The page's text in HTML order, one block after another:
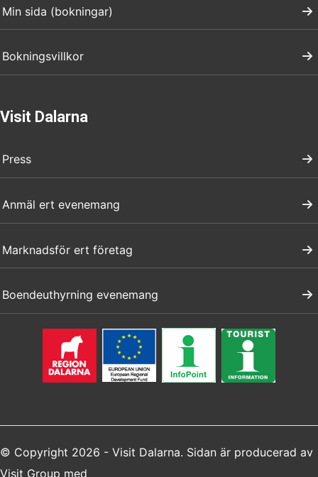
Min sida (bokningar)
Bokningsvillkor
Visit Dalarna
Press
Anmäl ert evenemang
Marknadsför ert företag
Boendeuthyrning evenemang
© Copyright 2026 - Visit Dalarna. Sidan är producerad av
Visit Group med